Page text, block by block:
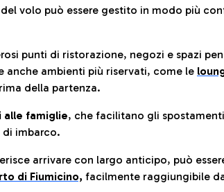
volo può essere gestito in modo più
punti di ristorazione, negozi e spazi
anche ambienti più riservati, come le
della partenza.
alle famiglie, che facilitano gli
di imbarco.
arrivare con largo anticipo, può
di Fiumicino, facilmente raggiungibile